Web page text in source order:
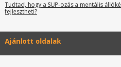
Tudtad, hogy a SUP-ozás a mentális
fejlesztheti?
Ajánlott oldalak